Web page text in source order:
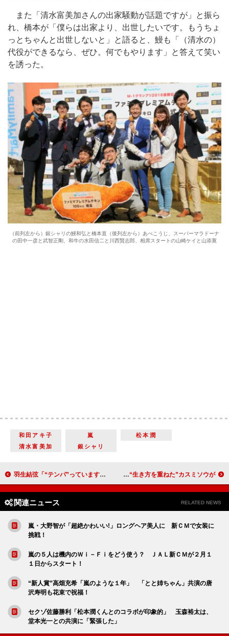
また「清水富美加さんの出家騒動が話題ですが」と振ら
れ、橋本が「僕らは出家より、出世したいです。もうちょ
っとちゃんと出世しないと」と語ると、鰻も「（清水の）
代役ができるなら、ぜひ。何でもやります」と答えて笑い
を誘った。
（前列左から）銀シャリの鰻和弘と橋本直（後列左から）あべこうじ、スーパーマラドーナ
の田中一彦と武智正剛、和牛の水田信二と川西賢志郎、相席スタートの山崎ケイと山添寛
和田アキ子 嵐
松本潤
清水富美加
銀シャリ
羽生結弦「“テンパ”っています。かなり…」 初めてのチョコレート作りに挑戦 藤村俊二さんとお別れの「献花の会」に６００人 祭壇には藤村さんが“生き方を重ねた”カスミソウが
関連ニュース RELATED NEWS
嵐・大野智が「超絶かわいい!」ロングヘア美人に 新ＣＭで女装に
挑戦！
嵐の５人は機内のＷｉ－Ｆｉをどう使う？ ＪＡＬ新ＣＭが２月１
１日からスタート！
“新人賞”高畑充希「嵐のような１年」 「とと姉ちゃん」共演の唐
沢寿明も花束で祝福！
セクゾ佐藤勝利「松本潤くんとのコラボが印象的」 玉森裕太は、
堂本光一との共演に「緊張した」